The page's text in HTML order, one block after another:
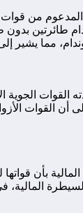
من
القوات
القوات
بأن
المالية،